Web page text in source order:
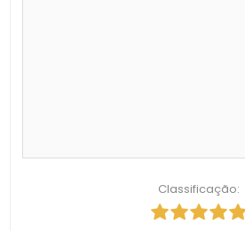
Classificação: